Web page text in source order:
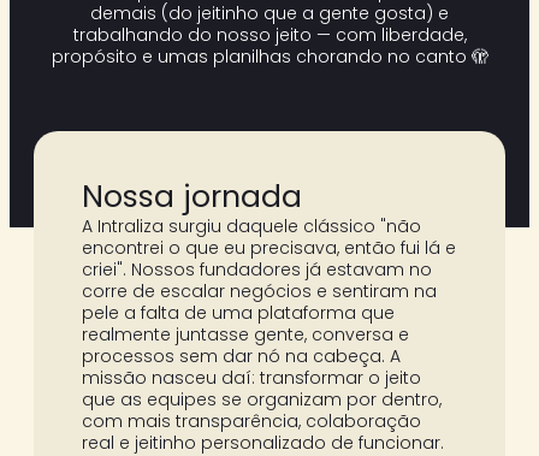
demais (do jeitinho que a gente gosta) e
trabalhando do nosso jeito — com liberdade,
propósito e umas planilhas chorando no canto 🫣
Nossa jornada
A Intraliza surgiu daquele clássico "não
encontrei o que eu precisava, então fui lá e
criei". Nossos fundadores já estavam no
corre de escalar negócios e sentiram na
pele a falta de uma plataforma que
realmente juntasse gente, conversa e
processos sem dar nó na cabeça. A
missão nasceu daí: transformar o jeito
que as equipes se organizam por dentro,
com mais transparência, colaboração
real e jeitinho personalizado de funcionar.